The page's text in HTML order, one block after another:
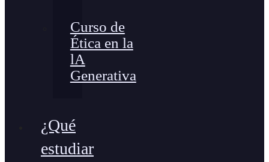
Curso de
Ética en la
lA
Generativa
¿Qué
estudiar